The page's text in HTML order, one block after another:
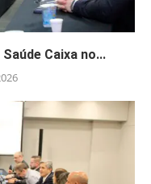
Caixa no...